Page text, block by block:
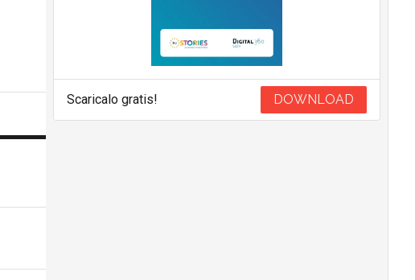
Scaricalo gratis! DOWNLOAD